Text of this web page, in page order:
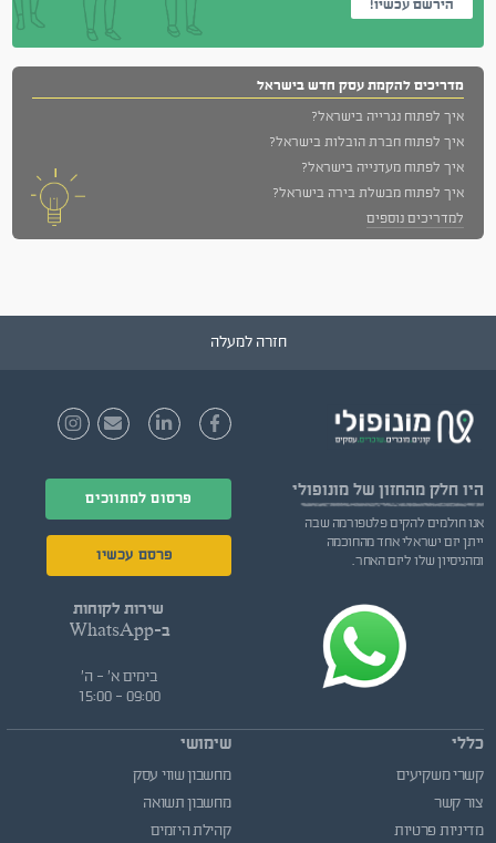
מדריכים להקמת עסק חדש בישראל
איך לפתוח נגרייה בישראל?
איך לפתוח חברת הובלות בישראל?
איך לפתוח מעדנייה בישראל?
איך לפתוח מבשלת בירה בישראל?
למדריכים נוספים
חזרה למעלה
היו חלקמהחזון של מונופולי
אנו חולמים להקים פלטפורמה שבה
ייתן יזם ישראלי אחד מהחוכמה
ומהניסיון שלו ליזם האחר.
פרסום למתווכים
פרסם עכשיו
שירות לקוחות
ב-WhatsApp
בימים א' - ה'
09:00 - 15:00
כללי
קשרי משקיעים
צור קשר
מדיניות פרטיות
שימושי
מחשבון שווי עסק
מחשבון תשואה
קהילת היזמים